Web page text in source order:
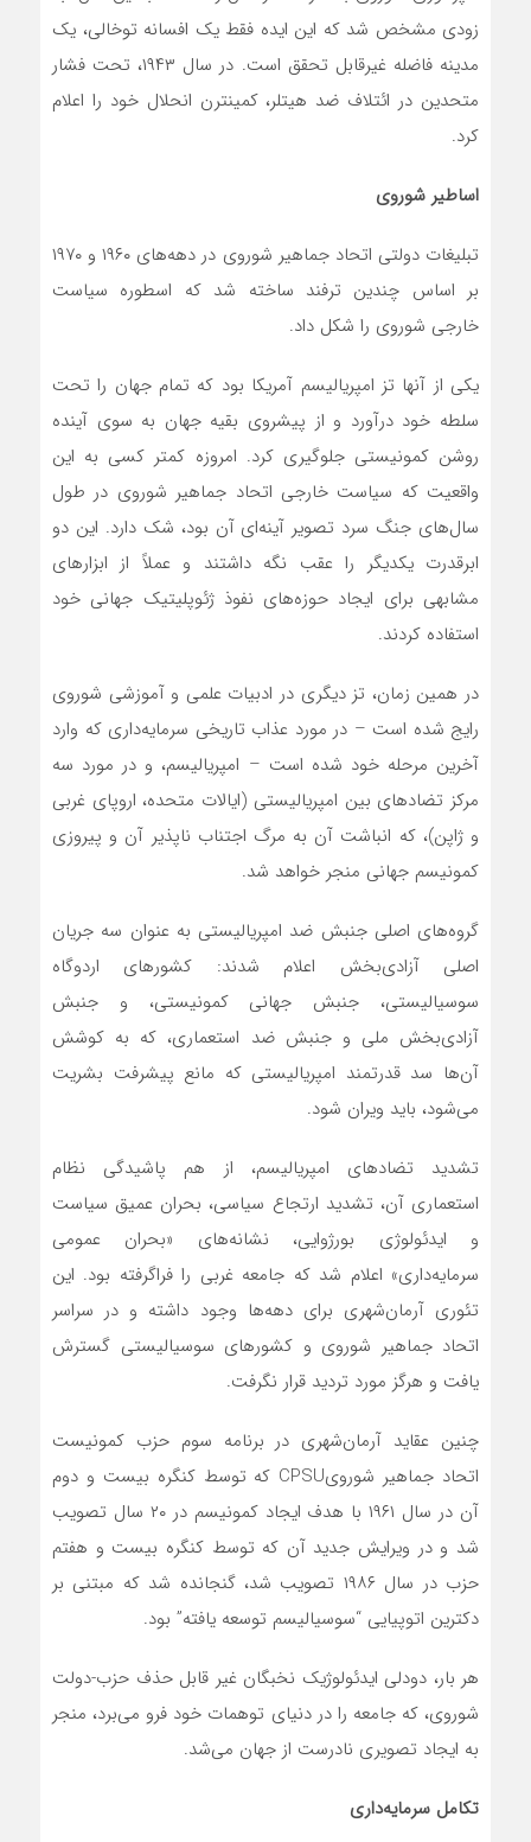
زودی مشخص شد که این ایده فقط یک افسانه توخالی، یک
مدینه فاضله غیرقابل تحقق است. در سال ۱۹۴۳، تحت فشار
متحدین در ائتلاف ضد هیتلر، کمینترن انحلال خود را اعلام
کرد.
اساطیر شوروی
تبلیغات دولتی اتحاد جماهیر شوروی در دهه‌‌های ۱۹۶۰ و ۱۹۷۰
بر اساس چندین ترفند ساخته شد که اسطوره سیاست
خارجی شوروی را شکل داد.
یکی از آنها تز امپریالیسم آمریکا بود که تمام جهان را تحت
سلطه خود درآورد و از پیشروی بقیه جهان به سوی آینده
روشن کمونیستی جلوگیری کرد. امروزه کمتر کسی به این
واقعیت که سیاست خارجی اتحاد جماهیر شوروی در طول
سال‌‌های جنگ سرد تصویر آینه‌ای آن بود، شک دارد. این دو
ابرقدرت یکدیگر را عقب نگه داشتند و عملاً از ابزارهای
مشابهی برای ایجاد حوزه‌‌های نفوذ ژئوپلیتیک جهانی خود
استفاده کردند.
در همین زمان، تز دیگری در ادبیات علمی و آموزشی شوروی
رایج شده است – در مورد عذاب تاریخی سرمایه‌داری که وارد
آخرین مرحله خود شده است – امپریالیسم، و در مورد سه
مرکز تضادهای بین امپریالیستی (ایالات متحده، اروپای غربی
و ژاپن)، که انباشت آن به مرگ اجتناب ناپذیر آن و پیروزی
کمونیسم جهانی منجر خواهد شد.
گروه‌های اصلی جنبش ضد امپریالیستی به عنوان سه جریان
اصلی آزادی‌بخش اعلام شدند: کشورهای اردوگاه
سوسیالیستی، جنبش جهانی کمونیستی، و جنبش
آزادی‌بخش ملی و جنبش ضد استعماری، که به کوشش
آن‌ها سد قدرتمند امپریالیستی که مانع پیشرفت بشریت
می‌شود، باید ویران شود.
تشدید تضادهای امپریالیسم، از هم پاشیدگی نظام
استعماری آن، تشدید ارتجاع سیاسی، بحران عمیق سیاست
و ایدئولوژی بورژوایی، نشانه‌‌های «بحران عمومی
سرمایه‌داری» اعلام شد که جامعه غربی را فراگرفته بود. این
تئوری آرمان‌شهری برای دهه‌ها وجود داشته و در سراسر
اتحاد جماهیر شوروی و کشورهای سوسیالیستی گسترش
یافت و هرگز مورد تردید قرار نگرفت.
چنین عقاید آرمان‌شهری در برنامه سوم حزب کمونیست
اتحاد جماهیر شورویCPSU که توسط کنگره بیست و دوم
آن در سال ۱۹۶۱ با هدف ایجاد کمونیسم در ۲۰ سال تصویب
شد و در ویرایش جدید آن که توسط کنگره بیست و هفتم
حزب در سال ۱۹۸۶ تصویب شد، گنجانده شد که مبتنی بر
دکترین اتوپیایی “سوسیالیسم توسعه یافته” بود.
هر بار، دودلی ایدئولوژیک نخبگان غیر قابل حذف حزب-دولت
شوروی، که جامعه را در دنیای توهمات خود فرو‌ می‌برد، منجر
به ایجاد تصویری نادرست از جهان‌ می‌شد.
تکامل سرمایهداری